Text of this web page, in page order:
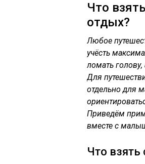
Что
отдых?
Любое
учёсть
ломать
Для
отдельно для
Приведём
вместе с
Что